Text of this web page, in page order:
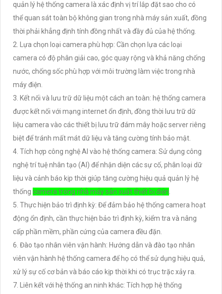
quản lý hệ thống camera là xác định vị trí lắp đặt sao cho có
thể quan sát toàn bộ không gian trong nhà máy sản xuất, đồng
thời phải khẳng định tính đồng nhất và đầy đủ của hệ thống.
2. Lựa chọn loại camera phù hợp: Cần chọn lựa các loại
camera có độ phân giải cao, góc quay rộng và khả năng chống
nước, chống sốc phù hợp với môi trường làm việc trong nhà
máy điện.
3. Kết nối và lưu trữ dữ liệu một cách an toàn: hệ thống camera
được kết nối với mạng internet ổn định, đồng thời lưu trữ dữ
liệu camera vào các thiết bị lưu trữ đám mây hoặc server riêng
biệt để tránh mất mát dữ liệu và tăng cường tính bảo mật.
4. Tích hợp công nghệ AI vào hệ thống camera: Sử dụng công
nghệ trí tuệ nhân tạo (AI) để nhận diện các sự cố, phân loại dữ
liệu và cảnh báo kịp thời giúp tăng cường hiệu quả quản lý hệ
thống camera trong nhà máy sản xuất thiết bị điện.
5. Thực hiện bảo trì định kỳ: Để đảm bảo hệ thống camera hoạt
động ổn định, cần thực hiện bảo trì định kỳ, kiểm tra và nâng
cấp phần mềm, phần cứng của camera đều đặn.
6. Đào tạo nhân viên vận hành: Hướng dẫn và đào tạo nhân
viên vận hành hệ thống camera để họ có thể sử dụng hiệu quả,
xử lý sự cố cơ bản và báo cáo kịp thời khi có trục trặc xảy ra.
7. Liên kết với hệ thống an ninh khác: Tích hợp hệ thống